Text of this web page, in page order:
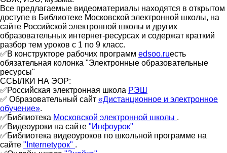
Все предлагаемые видеоматериалы находятся в открытом
доступе в Библиотеке Московской электронной школы, на
сайте Российской электронной школы и других
образовательных интернет-ресурсах и содержат краткий
разбор тем уроков с 1 по 9 класс.
✅В конструкторе рабочих программ edsoo.ruесть
обязательная колонка "Электронные образовательные
ресурсы"
ССЫЛКИ НА ЭОР:
✅Российская электронная школа РЭШ
✅ Образовательный сайт «Дистанционное и электронное
обучение».
✅Библиотека Московской электронной школы .
✅Видеоуроки на сайте "Инфоурок"
✅Библиотека видеоуроков по школьной программе на
сайте "Internetурок" .